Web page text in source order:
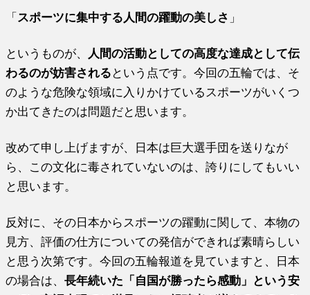
「 スポーツに集中する人間の躍動の美しさ 」
というものが、
人間の活動としての高度な達成として伝
わるのが妨害される という点です。今回の五輪では、そ
のような危険な領域に入りかけているスポーツがいくつ
か出てきたのは問題だと思います。
改めて申し上げますが、日本は巨大選手団を送りなが
ら、この文化に毒されていないのは、誇りにしてもいい
と思います。
反対に、その日本からスポーツの躍動に関して、本物の
見方、評価の仕方についての発信ができれば素晴らしい
と思う次第です。今回の五輪報道を見ていますと、日本
の場合は、長年続いた「自国が勝ったら感動」という安